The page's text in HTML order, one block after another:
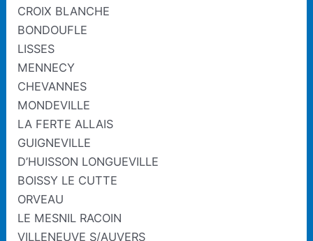
CROIX BLANCHE
BONDOUFLE
LISSES
MENNECY
CHEVANNES
MONDEVILLE
LA FERTE ALLAIS
GUIGNEVILLE
D’HUISSON LONGUEVILLE
BOISSY LE CUTTE
ORVEAU
LE MESNIL RACOIN
VILLENEUVE S/AUVERS